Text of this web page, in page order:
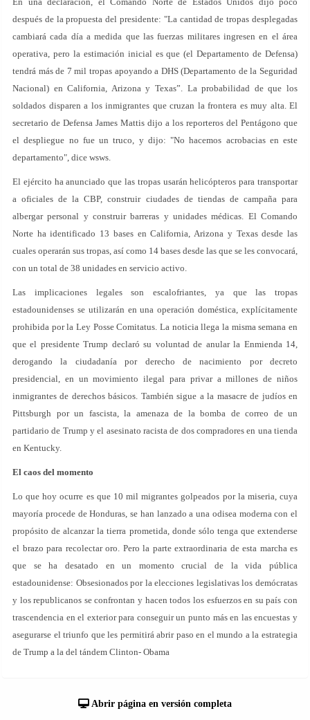
después de la propuesta del presidente: "La cantidad de tropas desplegadas
cambiará cada día a medida que las fuerzas militares ingresen en el área
operativa, pero la estimación inicial es que (el Departamento de Defensa)
tendrá más de 7 mil tropas apoyando a DHS (Departamento de la Seguridad
Nacional) en California, Arizona y Texas”. La probabilidad de que los
soldados disparen a los inmigrantes que cruzan la frontera es muy alta. El
secretario de Defensa James Mattis dijo a los reporteros del Pentágono que
el despliegue no fue un truco, y dijo: "No hacemos acrobacias en este
departamento", dice wsws.
El ejército ha anunciado que las tropas usarán helicópteros para transportar
a oficiales de la CBP, construir ciudades de tiendas de campaña para
albergar personal y construir barreras y unidades médicas. El Comando
Norte ha identificado 13 bases en California, Arizona y Texas desde las
cuales operarán sus tropas, así como 14 bases desde las que se les convocará,
con un total de 38 unidades en servicio activo.
Las implicaciones legales son escalofriantes, ya que las tropas
estadounidenses se utilizarán en una operación doméstica, explícitamente
prohibida por la Ley Posse Comitatus. La noticia llega la misma semana en
que el presidente Trump declaró su voluntad de anular la Enmienda 14,
derogando la ciudadanía por derecho de nacimiento por decreto
presidencial, en un movimiento ilegal para privar a millones de niños
inmigrantes de derechos básicos. También sigue a la masacre de judíos en
Pittsburgh por un fascista, la amenaza de la bomba de correo de un
partidario de Trump y el asesinato racista de dos compradores en una tienda
en Kentucky.
El caos del momento
Lo que hoy ocurre es que 10 mil migrantes golpeados por la miseria, cuya
mayoría procede de Honduras, se han lanzado a una odisea moderna con el
propósito de alcanzar la tierra prometida, donde sólo tenga que extenderse
el brazo para recolectar oro. Pero la parte extraordinaria de esta marcha es
que se ha desatado en un momento crucial de la vida pública
estadounidense: Obsesionados por la elecciones legislativas los demócratas
y los republicanos se confrontan y hacen todos los esfuerzos en su país con
trascendencia en el exterior para conseguir un punto más en las encuestas y
asegurarse el triunfo que les permitirá abrir paso en el mundo a la estrategia
de Trump a la del tándem Clinton- Obama
Abrir página en versión completa